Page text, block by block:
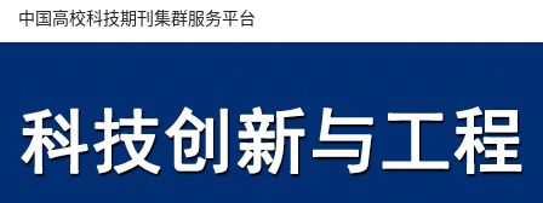
中国高校科技期刊集群服务平台